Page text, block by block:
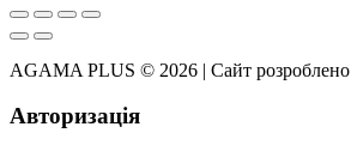
AGAMA PLUS © 2026 | Сайт розроблено
Авторизація